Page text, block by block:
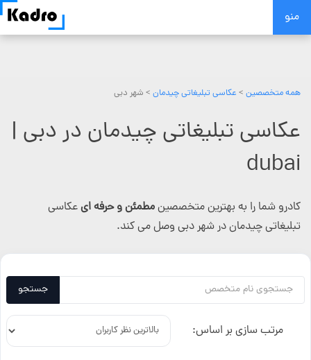
Skip
منو
همه متخصصین > عکاسی تبلیغاتی چیدمان > شهر دبی
عکاسی تبلیغاتی چیدمان در دبی |
dubai
کادرو شما را به بهترین متخصصینمطمئن و حرفه ایعکاسی
تبلیغاتی چیدمان در شهر دبی وصل می کند.
جستجو
مرتب سازی بر اساس: